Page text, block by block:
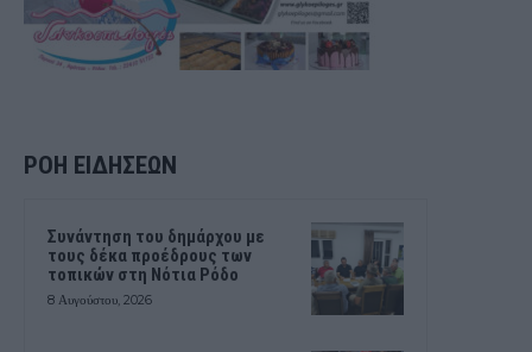
ΡΟΗ ΕΙΔΗΣΕΩΝ
Συνάντηση του δημάρχου με
τους δέκα προέδρους των
τοπικών στη Νότια Ρόδο
8 Αυγούστου, 2026